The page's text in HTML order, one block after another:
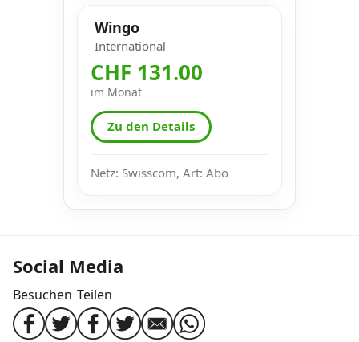
Wingo
International
CHF 131.00
im Monat
Zu den Details
Netz: Swisscom, Art: Abo
Social Media
Besuchen Teilen